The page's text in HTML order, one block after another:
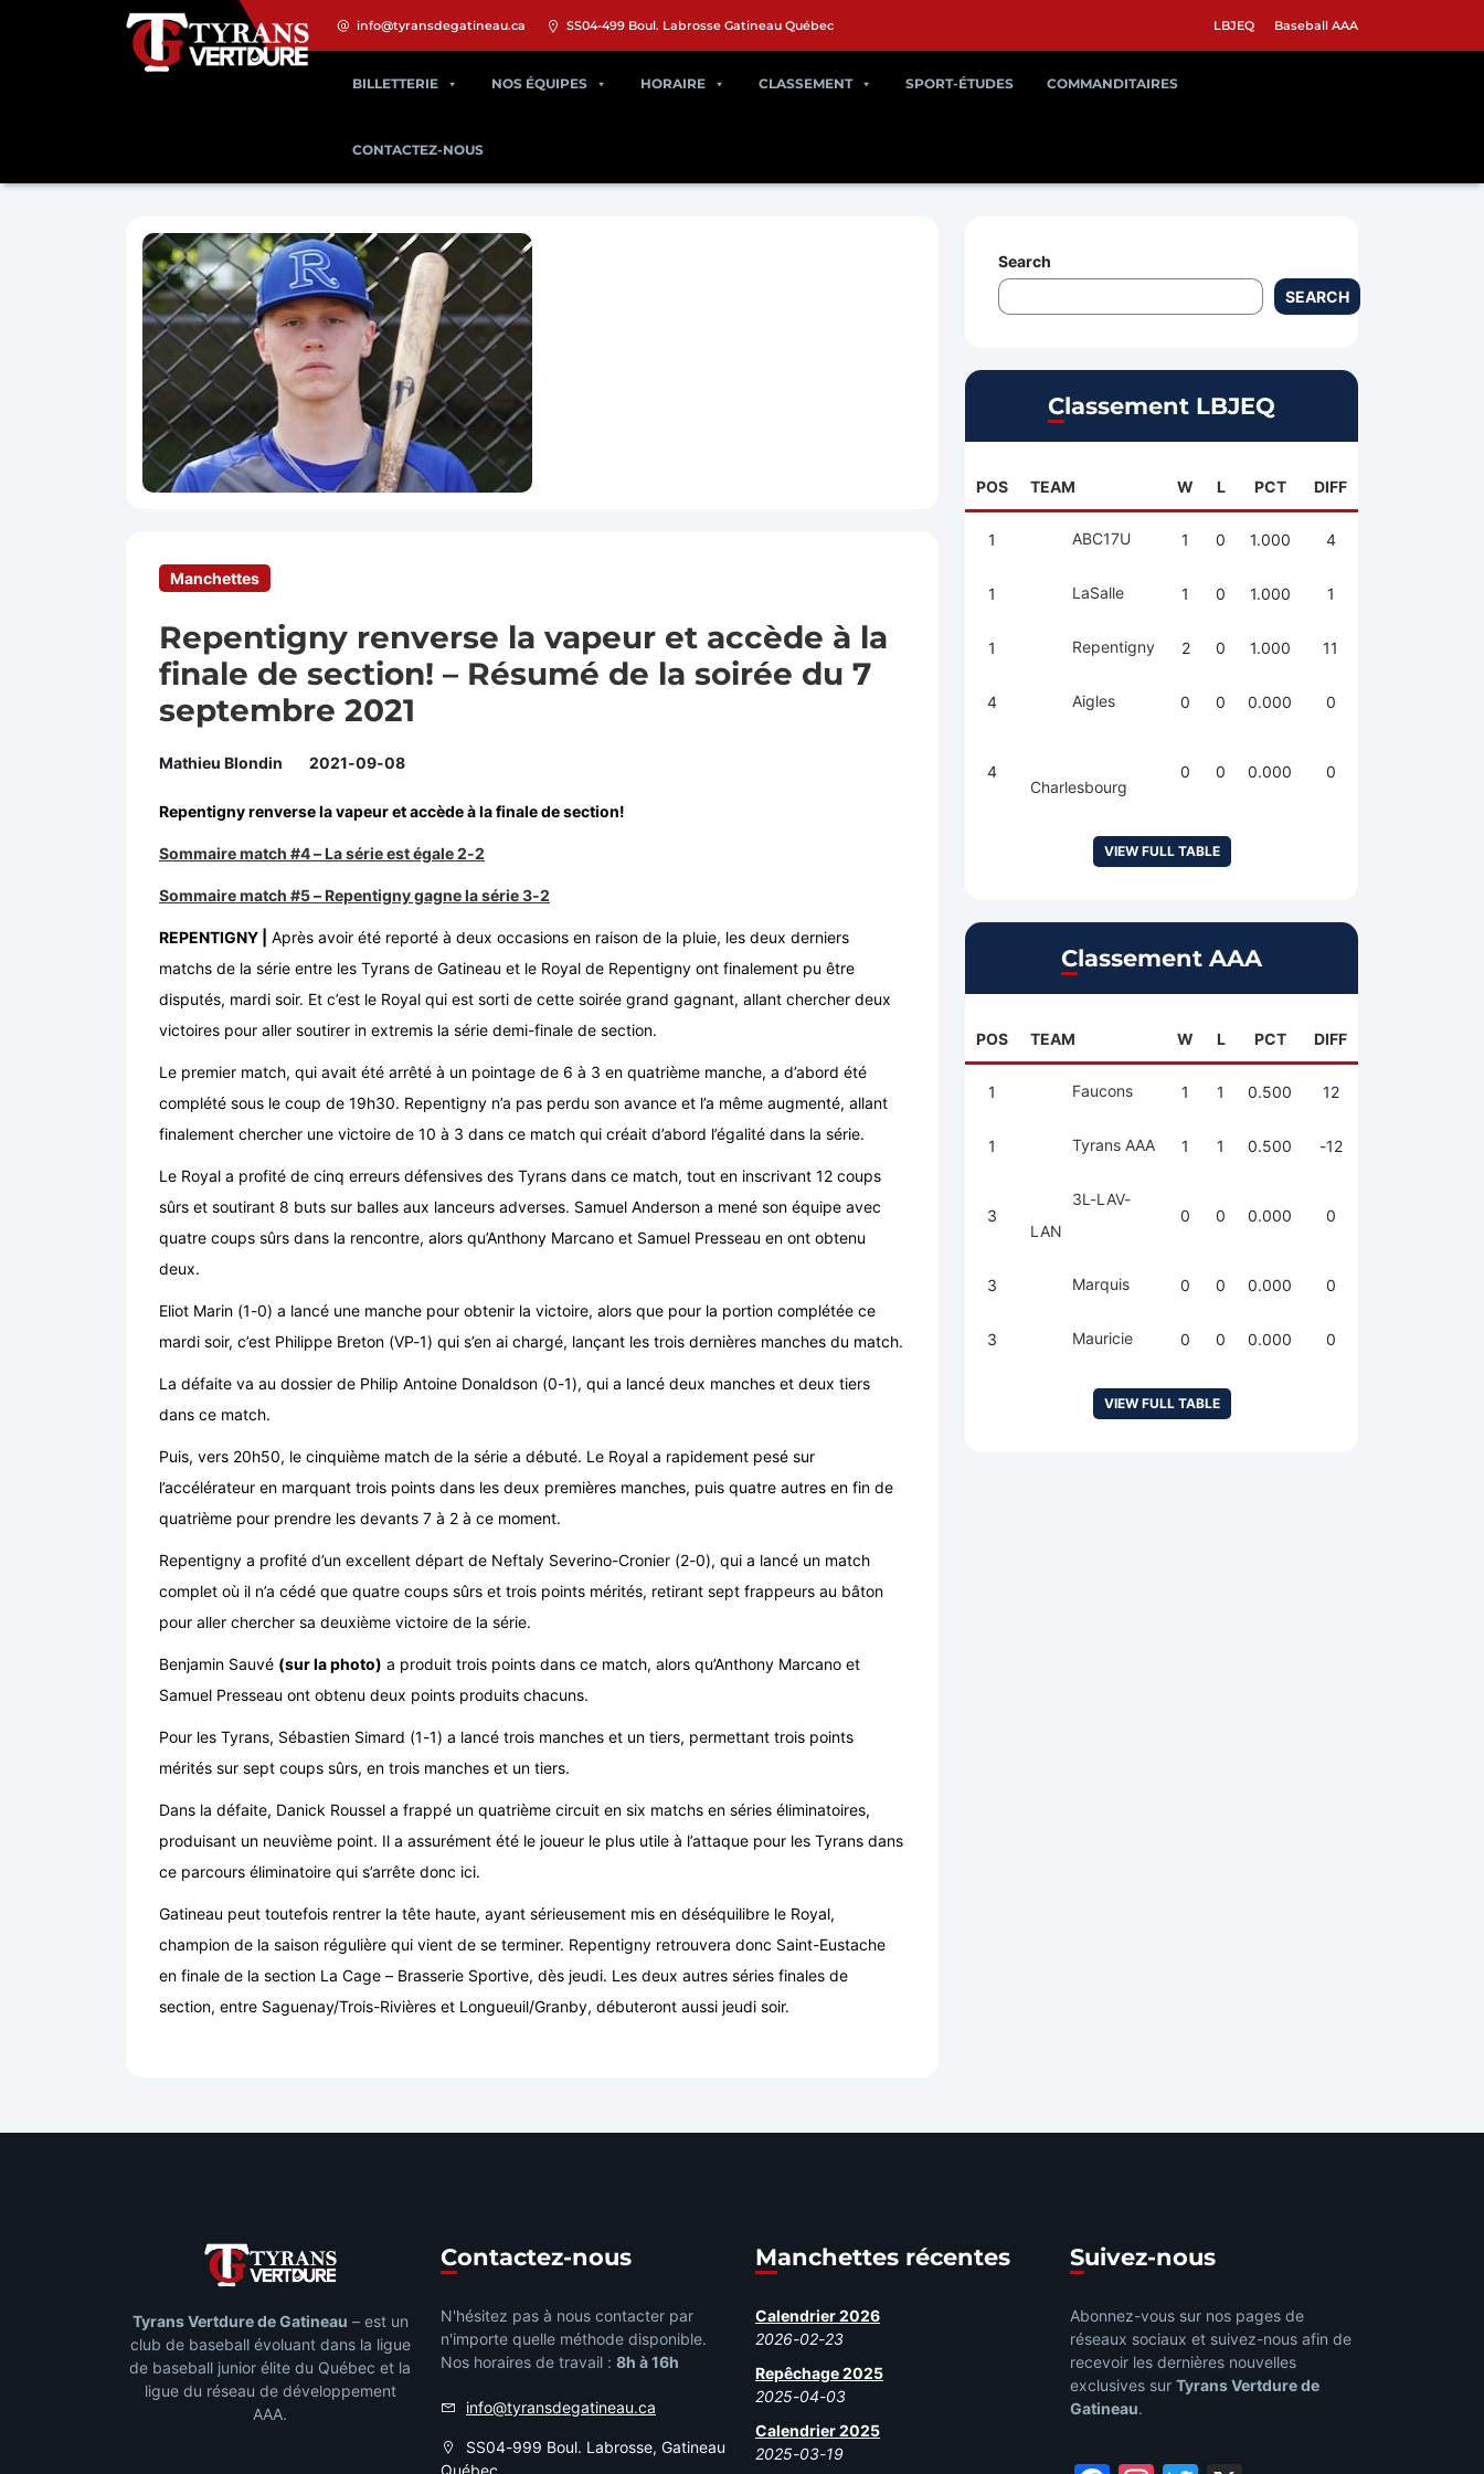
info@tyransdegatineau.ca SS04-499 Boul. Labrosse Gatineau Québec LBJEQ Baseball AAA
BILLETTERIE NOS ÉQUIPES HORAIRE CLASSEMENT SPORT-ÉTUDES COMMANDITAIRES
CONTACTEZ-NOUS
Manchettes
Repentigny renverse la vapeur et accède à la
finale de section! – Résumé de la soirée du 7
septembre 2021
Mathieu Blondin 2021-09-08
Repentigny renverse la vapeur et accède à la finale de section!
Sommaire match #4 – La série est égale 2-2
Sommaire match #5 – Repentigny gagne la série 3-2
REPENTIGNY |
Après avoir été reporté à deux occasions en raison de la pluie, les deux derniers
matchs de la série entre les Tyrans de Gatineau et le Royal de Repentigny ont finalement pu être
disputés, mardi soir. Et c’est le Royal qui est sorti de cette soirée grand gagnant, allant chercher deux
victoires pour aller soutirer in extremis la série demi-finale de section.
Le premier match, qui avait été arrêté à un pointage de 6 à 3 en quatrième manche, a d’abord été
complété sous le coup de 19h30. Repentigny n’a pas perdu son avance et l’a même augmenté, allant
finalement chercher une victoire de 10 à 3 dans ce match qui créait d’abord l’égalité dans la série.
Le Royal a profité de cinq erreurs défensives des Tyrans dans ce match, tout en inscrivant 12 coups
sûrs et soutirant 8 buts sur balles aux lanceurs adverses. Samuel Anderson a mené son équipe avec
quatre coups sûrs dans la rencontre, alors qu’Anthony Marcano et Samuel Presseau en ont obtenu
deux.
Eliot Marin (1-0) a lancé une manche pour obtenir la victoire, alors que pour la portion complétée ce
mardi soir, c’est Philippe Breton (VP-1) qui s’en ai chargé, lançant les trois dernières manches du match.
La défaite va au dossier de Philip Antoine Donaldson (0-1), qui a lancé deux manches et deux tiers
dans ce match.
Puis, vers 20h50, le cinquième match de la série a débuté. Le Royal a rapidement pesé sur
l’accélérateur en marquant trois points dans les deux premières manches, puis quatre autres en fin de
quatrième pour prendre les devants 7 à 2 à ce moment.
Repentigny a profité d’un excellent départ de Neftaly Severino-Cronier (2-0), qui a lancé un match
complet où il n’a cédé que quatre coups sûrs et trois points mérités, retirant sept frappeurs au bâton
pour aller chercher sa deuxième victoire de la série.
Benjamin Sauvé (sur la photo) a produit trois points dans ce match, alors qu’Anthony Marcano et
Samuel Presseau ont obtenu deux points produits chacuns.
Pour les Tyrans, Sébastien Simard (1-1) a lancé trois manches et un tiers, permettant trois points
mérités sur sept coups sûrs, en trois manches et un tiers.
Dans la défaite, Danick Roussel a frappé un quatrième circuit en six matchs en séries éliminatoires,
produisant un neuvième point. Il a assurément été le joueur le plus utile à l’attaque pour les Tyrans dans
ce parcours éliminatoire qui s’arrête donc ici.
Gatineau peut toutefois rentrer la tête haute, ayant sérieusement mis en déséquilibre le Royal,
champion de la saison régulière qui vient de se terminer. Repentigny retrouvera donc Saint-Eustache
en finale de la section La Cage – Brasserie Sportive, dès jeudi. Les deux autres séries finales de
section, entre Saguenay/Trois-Rivières et Longueuil/Granby, débuteront aussi jeudi soir.
Search
SEARCH
Classement LBJEQ
POS TEAM W L PCT DIFF
1 ABC17U 1 0 1.000 4
1 LaSalle 1 0 1.000 1
1 Repentigny 2 0 1.000 11
4 Aigles 0 0 0.000 0
4
Charlesbourg
0 0 0.000 0
VIEW FULL TABLE
Classement AAA
POS TEAM W L PCT DIFF
1 Faucons 1 1 0.500 12
1 Tyrans AAA 1 1 0.500 -12
3
3L-LAV-
LAN
0 0 0.000 0
3 Marquis 0 0 0.000 0
3 Mauricie 0 0 0.000 0
VIEW FULL TABLE
Tyrans Vertdure de Gatineau – est un
club de baseball évoluant dans la ligue
de baseball junior élite du Québec et la
ligue du réseau de développement
AAA.
Contactez-nous
N'hésitez pas à nous contacter par
n'importe quelle méthode disponible.
Nos horaires de travail : 8h à 16h
info@tyransdegatineau.ca
SS04-999 Boul. Labrosse, Gatineau
Manchettes récentes
Calendrier 2026
2026-02-23
Repêchage 2025
2025-04-03
Calendrier 2025
2025-03-19
Suivez-nous
Abonnez-vous sur nos pages de
réseaux sociaux et suivez-nous afin de
recevoir les dernières nouvelles
exclusives sur Tyrans Vertdure de
Gatineau.